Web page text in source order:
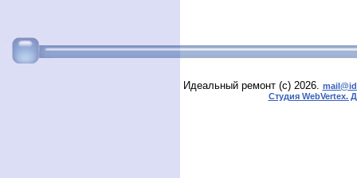
Идеальный ремонт (с) 2026.
Студия WebVertex.